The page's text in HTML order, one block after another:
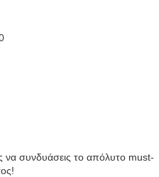
συνδυάσεις το απόλυτο must-